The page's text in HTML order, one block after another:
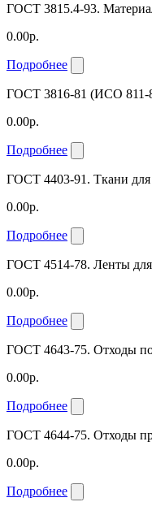
ГОСТ 3815.4-93.
0.00р.
Подробнее
ГОСТ 3816-81 (ИСО 811-
0.00р.
Подробнее
ГОСТ 4403-91. Ткани для
0.00р.
Подробнее
ГОСТ 4514-78. Ленты
0.00р.
Подробнее
ГОСТ 4643-75. Отходы
0.00р.
Подробнее
ГОСТ 4644-75. Отходы
0.00р.
Подробнее